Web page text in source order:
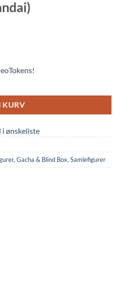
KURV
i ønskeliste
, Gacha & Blind Box, Samlefigurer